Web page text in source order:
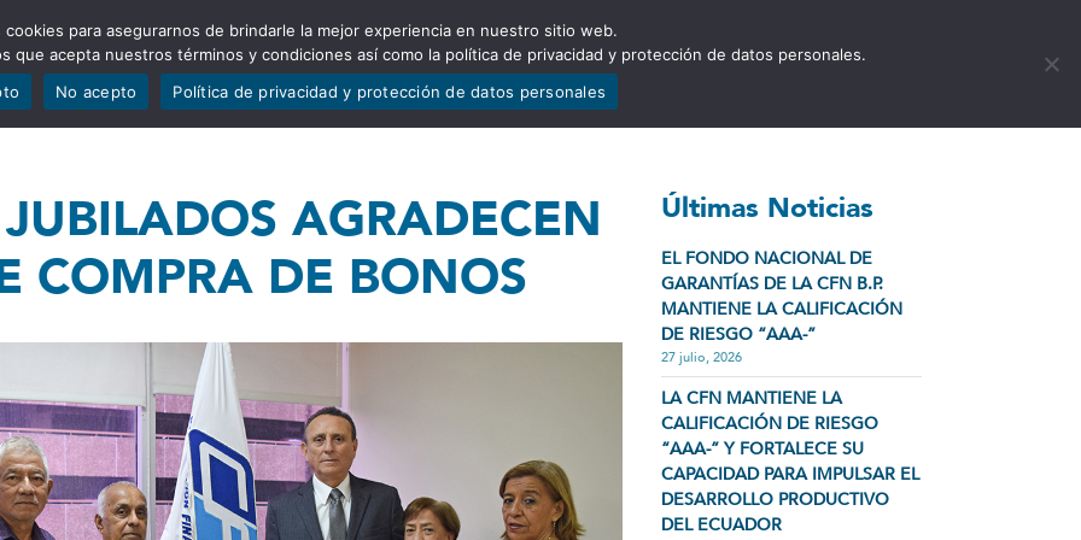
PORTAFOLIO QUIÉNES SOMOS TRANSPARENCIA NOTICIAS CONTÁCTENOS
AGRADECEN
COMPRA DE BONOS
Últimas Noticias
EL FONDO NACIONAL DE
GARANTÍAS DE LA CFN B.P.
MANTIENE LA CALIFICACIÓN
DE RIESGO “AAA-”
27 julio, 2026
LA CFN MANTIENE LA
CALIFICACIÓN DE RIESGO
“AAA-” Y FORTALECE SU
CAPACIDAD PARA IMPULSAR EL
DESARROLLO PRODUCTIVO
DEL ECUADOR
cookies para asegurarnos de brindarle la mejor experiencia en nuestro sitio web.
que acepta nuestros términos y condiciones así como la política de privacidad y protección de datos personales.
No acepto Política de privacidad y protección de datos personales